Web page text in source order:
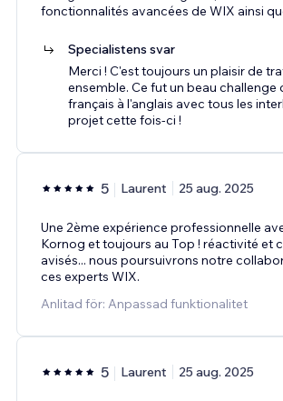
fonctionnalités avancées de WIX ainsi
Specialistens svar
Merci ! C'est toujours un plaisir de
ensemble. Ce fut un beau challenge
français à l'anglais avec tous les
projet cette fois-ci !
5 Laurent 25 aug. 2025
Une 2ème expérience professionnelle
Kornog et toujours au Top ! réactivité et
avisés... nous poursuivrons notre
ces experts WIX.
Anlitad för: Anpassad funktionalitet
5 Laurent 25 aug. 2025